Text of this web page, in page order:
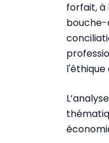
forfait, à
bouche-
l'éthique